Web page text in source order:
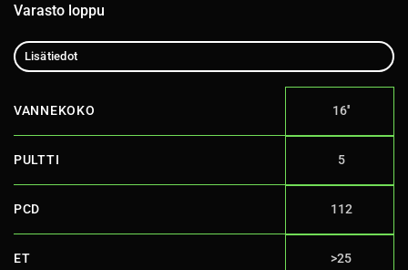
Varasto loppu
Lisätiedot
VANNEKOKO 16''
PULTTI 5
PCD 112
ET >25